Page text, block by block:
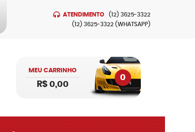
ATENDIMENTO (12) 3625-3322
(12) 3625-3322 (WHATSAPP)
MEU CARRINHO
0
R$ 0,00